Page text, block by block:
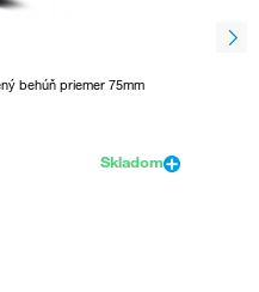
behúň priemer 75mm
Skladom